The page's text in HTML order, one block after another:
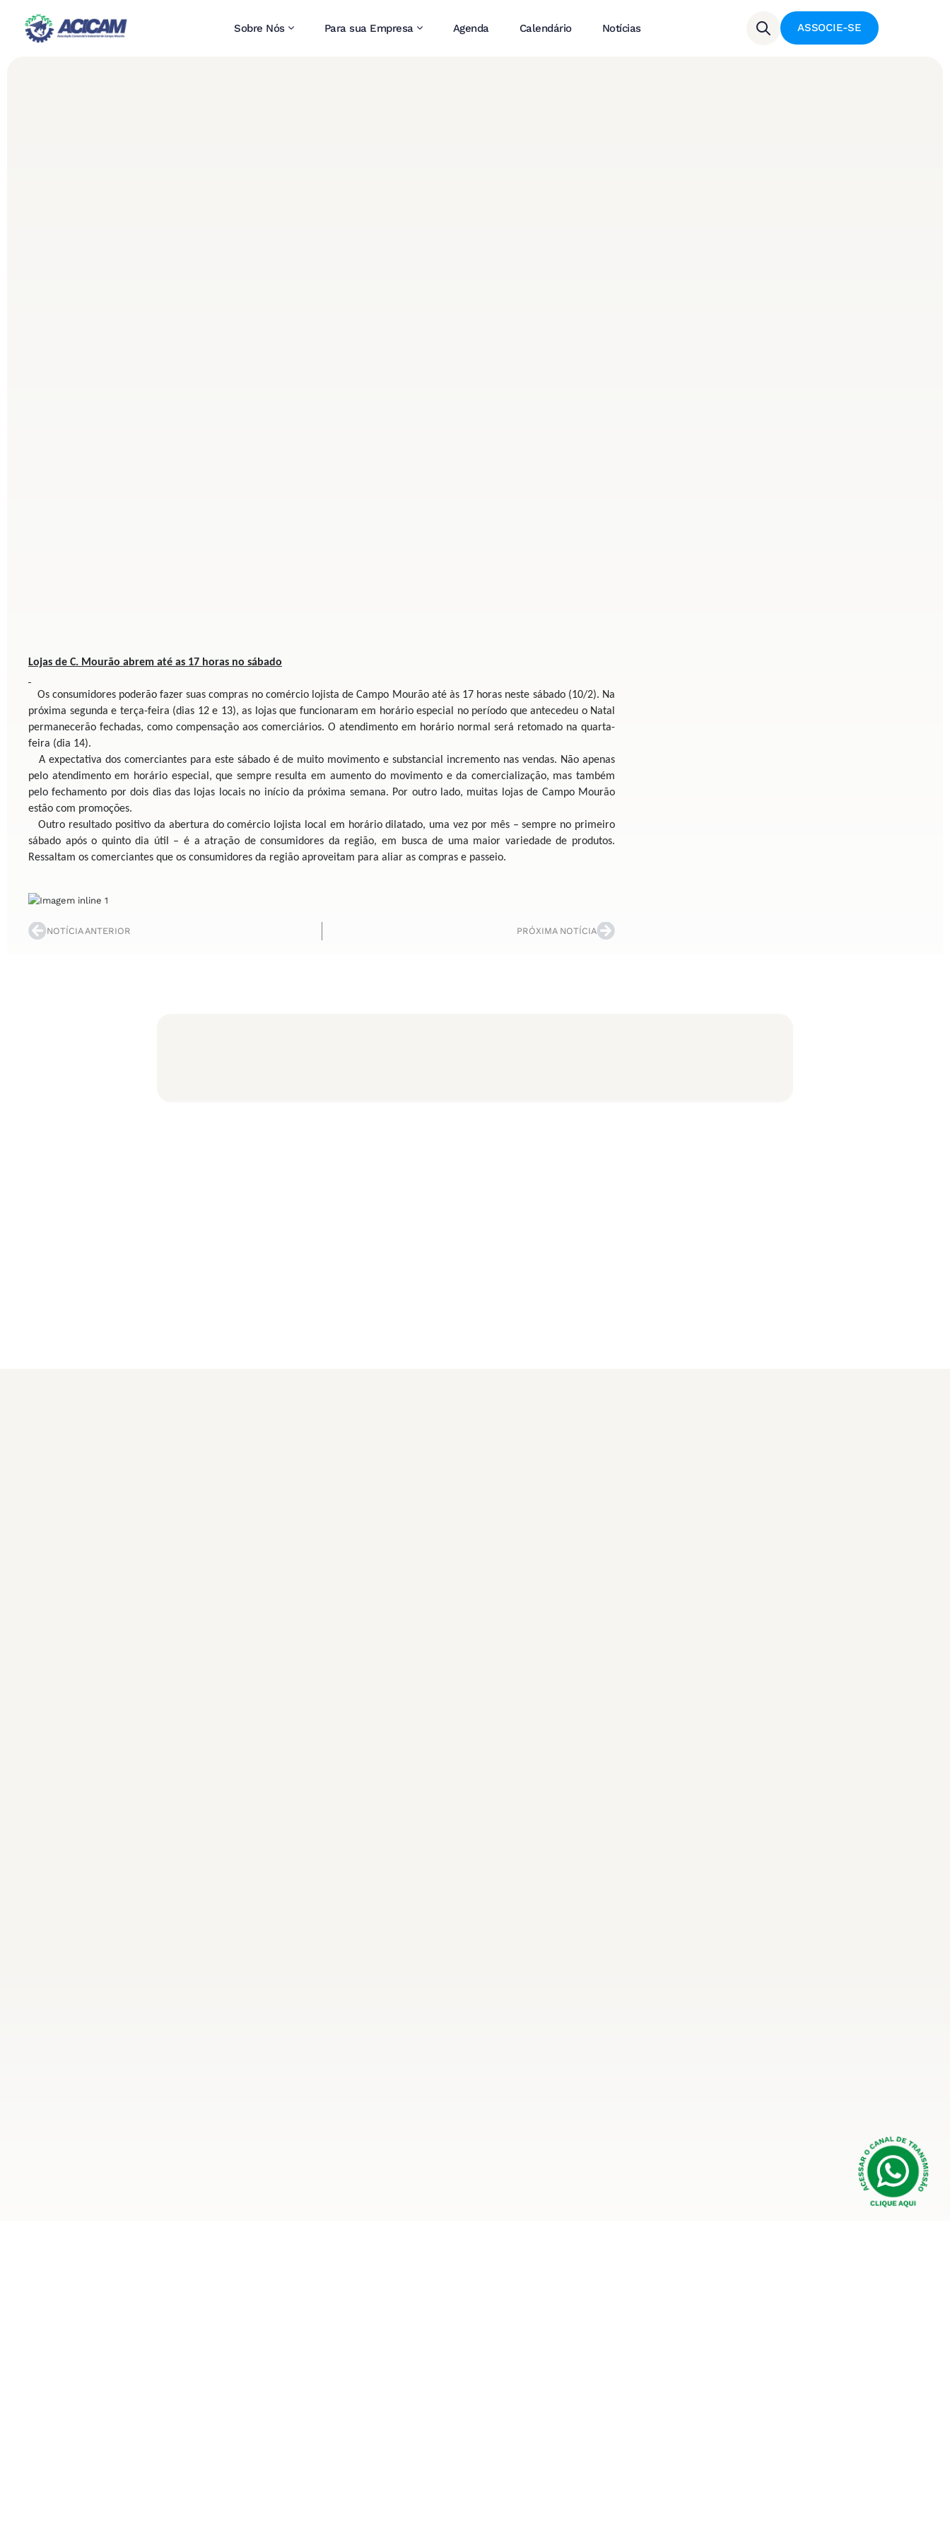
Sobre Nós Para sua Empresa Agenda Calendário Notícias ASSOCIE-SE
Lojas de C. Mourão abrem até as 17 horas no sábado
Os consumidores poderão fazer suas compras no comércio lojista de Campo Mourão até às 17 horas neste sábado (10/2). Na
próxima segunda e terça-feira (dias 12 e 13), as lojas que funcionaram em horário especial no período que antecedeu o Natal
permanecerão fechadas, como compensação aos comerciários. O atendimento em horário normal será retomado na quarta-
feira (dia 14).
A expectativa dos comerciantes para este sábado é de muito movimento e substancial incremento nas vendas. Não apenas
pelo atendimento em horário especial, que sempre resulta em aumento do movimento e da comercialização, mas também
pelo fechamento por dois dias das lojas locais no início da próxima semana. Por outro lado, muitas lojas de Campo Mourão
estão com promoções.
Outro resultado positivo da abertura do comércio lojista local em horário dilatado, uma vez por mês – sempre no primeiro
sábado após o quinto dia útil – é a atração de consumidores da região, em busca de uma maior variedade de produtos.
Ressaltam os comerciantes que os consumidores da região aproveitam para aliar as compras e passeio.
NOTÍCIA ANTERIOR PRÓXIMA NOTÍCIA